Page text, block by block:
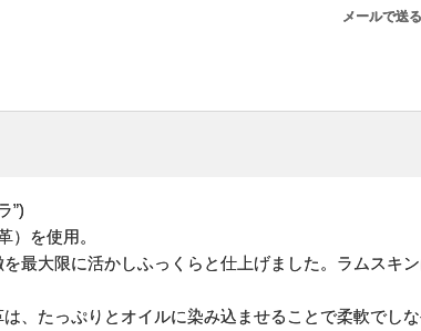
メールで送る
”)
）を使用。
最大限に活かしふっくらと仕上げました。ラムスキ
、たっぷりとオイルに染み込ませることで柔軟でし